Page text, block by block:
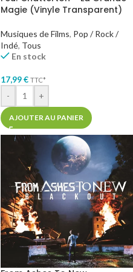
Magie (Vinyle Transparent)
Musiques de Films, Pop / Rock /
Indé, Tous
En stock
17,99€ TTC*
- +
AJOUTER AU PANIER